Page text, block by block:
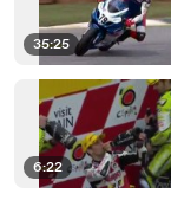
35:25
6:22